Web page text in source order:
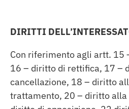
DIRITTI
Con riferimento agli artt. 15
16 – diritto di rettifica, 17 –
cancellazione, 18 – diritto
trattamento, 20 – diritto